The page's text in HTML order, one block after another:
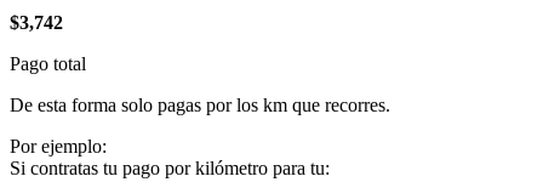
$3,742
Pago total
De esta forma solo pagas por los km que recorres.
Por ejemplo:
Si contratas tu pago por kilómetro para tu: